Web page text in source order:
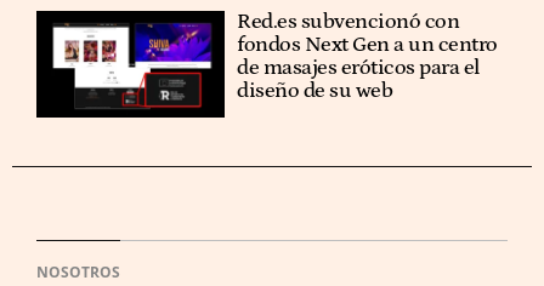
Red.es subvencionó con
fondos Next Gen a un centro
de masajes eróticos para el
diseño de su web
NOSOTROS